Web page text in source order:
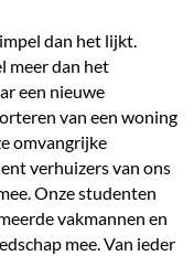
dan het lijkt.
meer dan het
een nieuwe
van een woning
omvangrijke
verhuizers van ons
Onze studenten
vakmannen en
mee. Van ieder